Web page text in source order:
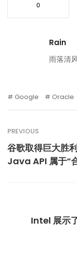
0
Rain
雨落清
Google Oracle
PREVIOUS
谷歌取得巨大胜
Java API 属于“
Intel 展示